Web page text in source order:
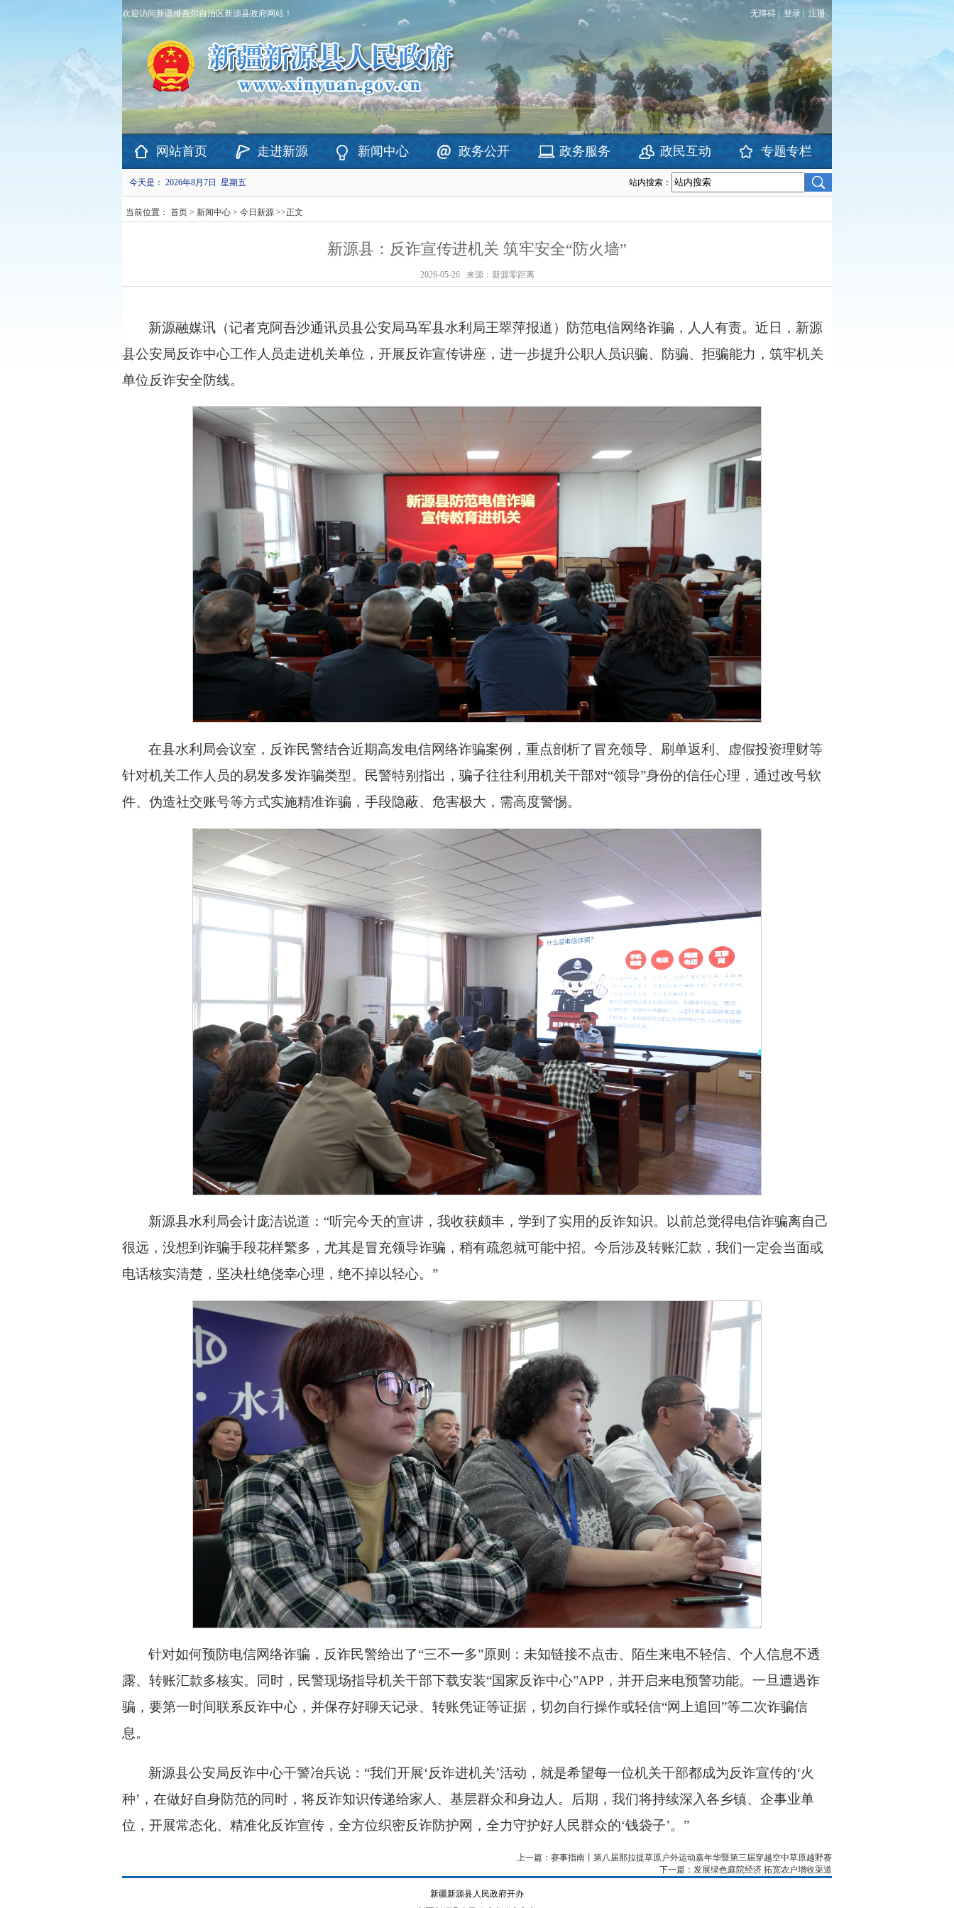
欢迎访问新疆维吾尔自治区新源县政府网站！ 无障碍 登录 注册
网站首页 走进新源 新闻中心 政务公开 政务服务 政民互动 专题专栏
今天是： 2026年8月7日 星期五 站内搜索：
当前位置： 首页 > 新闻中心 > 今日新源 >>正文
新源县：反诈宣传进机关 筑牢安全“防火墙”
2026-05-26 来源：新源零距离
新源融媒讯（记者克阿吾沙通讯员县公安局马军县水利局王翠萍报道）防范电信网络诈骗，人人有责。近日，新源
县公安局反诈中心工作人员走进机关单位，开展反诈宣传讲座，进一步提升公职人员识骗、防骗、拒骗能力，筑牢机关
单位反诈安全防线。
在县水利局会议室，反诈民警结合近期高发电信网络诈骗案例，重点剖析了冒充领导、刷单返利、虚假投资理财等
针对机关工作人员的易发多发诈骗类型。民警特别指出，骗子往往利用机关干部对“领导”身份的信任心理，通过改号软
件、伪造社交账号等方式实施精准诈骗，手段隐蔽、危害极大，需高度警惕。
新源县水利局会计庞洁说道：“听完今天的宣讲，我收获颇丰，学到了实用的反诈知识。以前总觉得电信诈骗离自己
很远，没想到诈骗手段花样繁多，尤其是冒充领导诈骗，稍有疏忽就可能中招。今后涉及转账汇款，我们一定会当面或
电话核实清楚，坚决杜绝侥幸心理，绝不掉以轻心。”
针对如何预防电信网络诈骗，反诈民警给出了“三不一多”原则：未知链接不点击、陌生来电不轻信、个人信息不透
露、转账汇款多核实。同时，民警现场指导机关干部下载安装“国家反诈中心”APP，并开启来电预警功能。一旦遭遇诈
骗，要第一时间联系反诈中心，并保存好聊天记录、转账凭证等证据，切勿自行操作或轻信“网上追回”等二次诈骗信
息。
新源县公安局反诈中心干警冶兵说：“我们开展‘反诈进机关’活动，就是希望每一位机关干部都成为反诈宣传的‘火
种’，在做好自身防范的同时，将反诈知识传递给家人、基层群众和身边人。后期，我们将持续深入各乡镇、企事业单
位，开展常态化、精准化反诈宣传，全方位织密反诈防护网，全力守护好人民群众的‘钱袋子’。”
上一篇：赛事指南丨第八届那拉提草原户外运动嘉年华暨第三届穿越空中草原越野赛
下一篇：发展绿色庭院经济 拓宽农户增收渠道
新疆新源县人民政府开办